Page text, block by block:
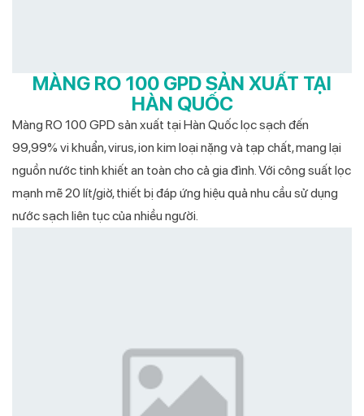
MÀNG RO 100 GPD SẢN XUẤT TẠI
HÀN QUỐC
Màng RO 100 GPD sản xuất tại Hàn Quốc lọc sạch đến
99,99% vi khuẩn, virus, ion kim loại nặng và tạp chất, mang lại
nguồn nước tinh khiết an toàn cho cả gia đình. Với công suất lọc
mạnh mẽ 20 lít/giờ, thiết bị đáp ứng hiệu quả nhu cầu sử dụng
nước sạch liên tục của nhiều người.